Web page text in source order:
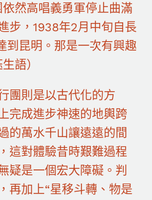
然高唱義勇軍停止曲滿
步，1938年2月中旬自長
到昆明。那是一次有興趣
語）
團則是以古代化的方
完成進步神速的地輿跨
的萬水千山讓遠遠的間
這對體驗昔時艱難過程
疑是一個宏大障礙。判
再加上“星移斗轉、物是